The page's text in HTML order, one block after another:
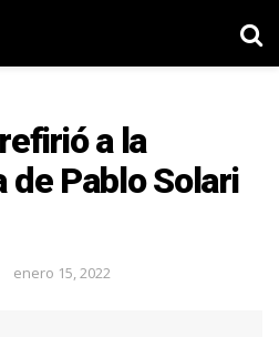
a la
de Pablo Solari
enero 15, 2022